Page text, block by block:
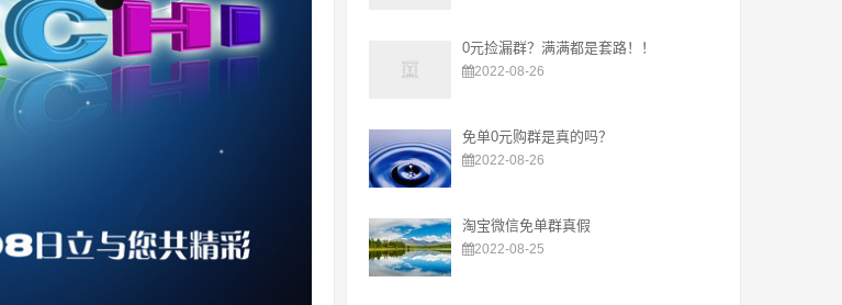
0元捡漏群？满满都是套路！！
2022-08-26
免单0元购群是真的吗？
2022-08-26
淘宝微信免单群真假
2022-08-25